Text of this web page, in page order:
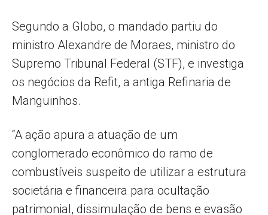
Segundo a Globo, o mandado partiu do
ministro Alexandre de Moraes, ministro do
Supremo Tribunal Federal (STF), e investiga
os negócios da Refit, a antiga Refinaria de
Manguinhos.
“A ação apura a atuação de um
conglomerado econômico do ramo de
combustíveis suspeito de utilizar a estrutura
societária e financeira para ocultação
patrimonial, dissimulação de bens e evasão